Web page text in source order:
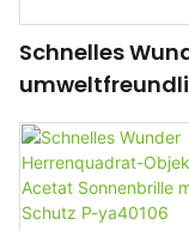
Schnelles
G850 Männer
Sonnenbrille-
SWEPTE-
Pin-Einsatz, UV-